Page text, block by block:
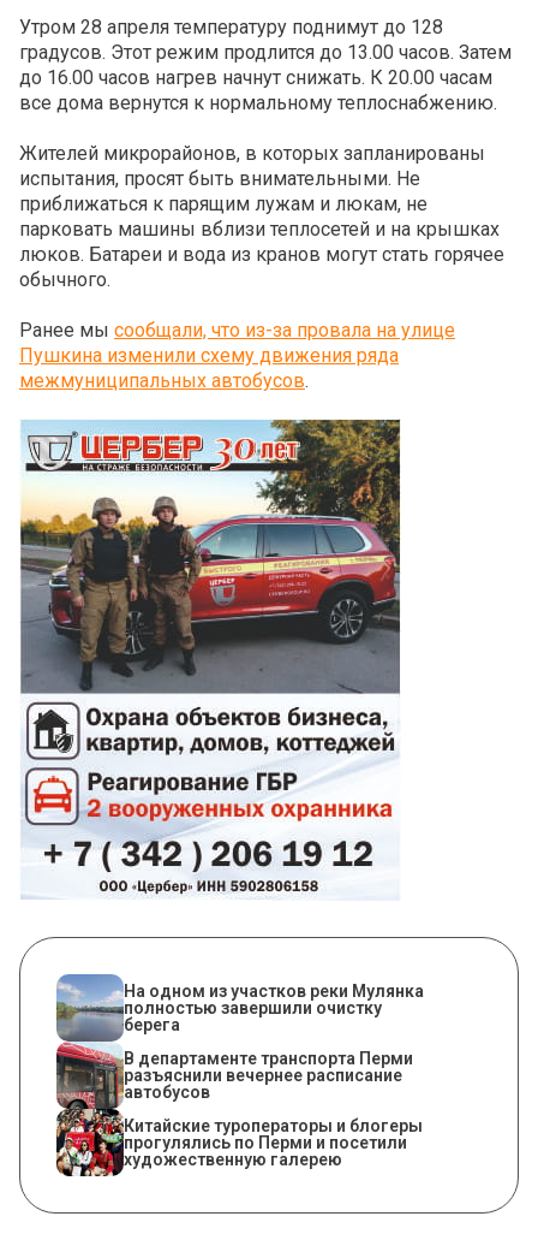
Утром 28 апреля температуру поднимут до 128
градусов. Этот режим продлится до 13.00 часов. Затем
до 16.00 часов нагрев начнут снижать. К 20.00 часам
все дома вернутся к нормальному теплоснабжению.
Жителей микрорайонов, в которых запланированы
испытания, просят быть внимательными. Не
приближаться к парящим лужам и люкам, не
парковать машины вблизи теплосетей и на крышках
люков. Батареи и вода из кранов могут стать горячее
обычного.
Ранее мы сообщали, что из-за провала на улице
Пушкина изменили схему движения ряда
межмуниципальных автобусов.
На одном из участков реки Мулянка
полностью завершили очистку
берега
​В департаменте транспорта Перми
разъяснили вечернее расписание
автобусов
Китайские туроператоры и блогеры
прогулялись по Перми и посетили
художественную галерею